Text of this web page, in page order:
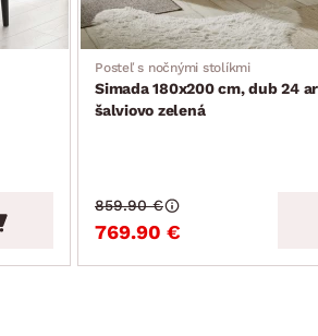
Posteľ s nočnými stolíkmi
Simada 180x200 cm, dub 24
šalviovo zelená
769.90 €
859.90 €